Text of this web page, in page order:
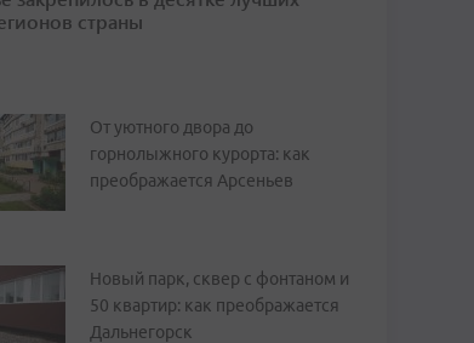
страны
От уютного двора до
горнолыжного курорта: как
преображается Арсеньев
Новый парк, сквер с фонтаном и
50 квартир: как преображается
Дальнегорск